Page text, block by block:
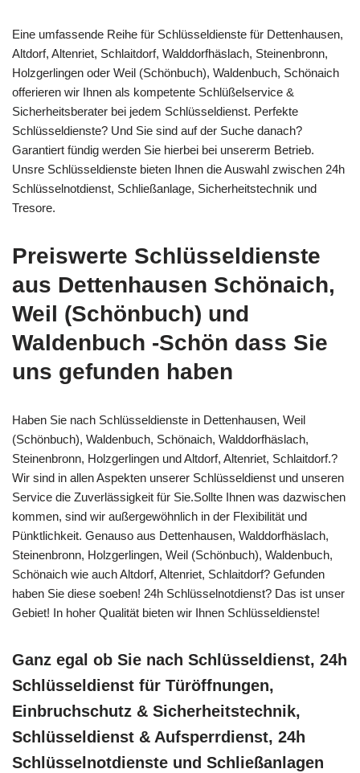
Eine umfassende Reihe für Schlüsseldienste für Dettenhausen,
Altdorf, Altenriet, Schlaitdorf, Walddorfhäslach, Steinenbronn,
Holzgerlingen oder Weil (Schönbuch), Waldenbuch, Schönaich
offerieren wir Ihnen als kompetente Schlüßelservice &
Sicherheitsberater bei jedem Schlüsseldienst. Perfekte
Schlüsseldienste? Und Sie sind auf der Suche danach?
Garantiert fündig werden Sie hierbei bei unsererm Betrieb.
Unsre Schlüsseldienste bieten Ihnen die Auswahl zwischen 24h
Schlüsselnotdienst, Schließanlage, Sicherheitstechnik und
Tresore.
Preiswerte Schlüsseldienste
aus Dettenhausen Schönaich,
Weil (Schönbuch) und
Waldenbuch -Schön dass Sie
uns gefunden haben
Haben Sie nach Schlüsseldienste in Dettenhausen, Weil
(Schönbuch), Waldenbuch, Schönaich, Walddorfhäslach,
Steinenbronn, Holzgerlingen und Altdorf, Altenriet, Schlaitdorf.?
Wir sind in allen Aspekten unserer Schlüsseldienst und unseren
Service die Zuverlässigkeit für Sie.Sollte Ihnen was dazwischen
kommen, sind wir außergewöhnlich in der Flexibilität und
Pünktlichkeit. Genauso aus Dettenhausen, Walddorfhäslach,
Steinenbronn, Holzgerlingen, Weil (Schönbuch), Waldenbuch,
Schönaich wie auch Altdorf, Altenriet, Schlaitdorf? Gefunden
haben Sie diese soeben! 24h Schlüsselnotdienst? Das ist unser
Gebiet! In hoher Qualität bieten wir Ihnen Schlüsseldienste!
Ganz egal ob Sie nach Schlüsseldienst, 24h
Schlüsseldienst für Türöffnungen,
Einbruchschutz & Sicherheitstechnik,
Schlüsseldienst & Aufsperrdienst, 24h
Schlüsselnotdienste und Schließanlagen